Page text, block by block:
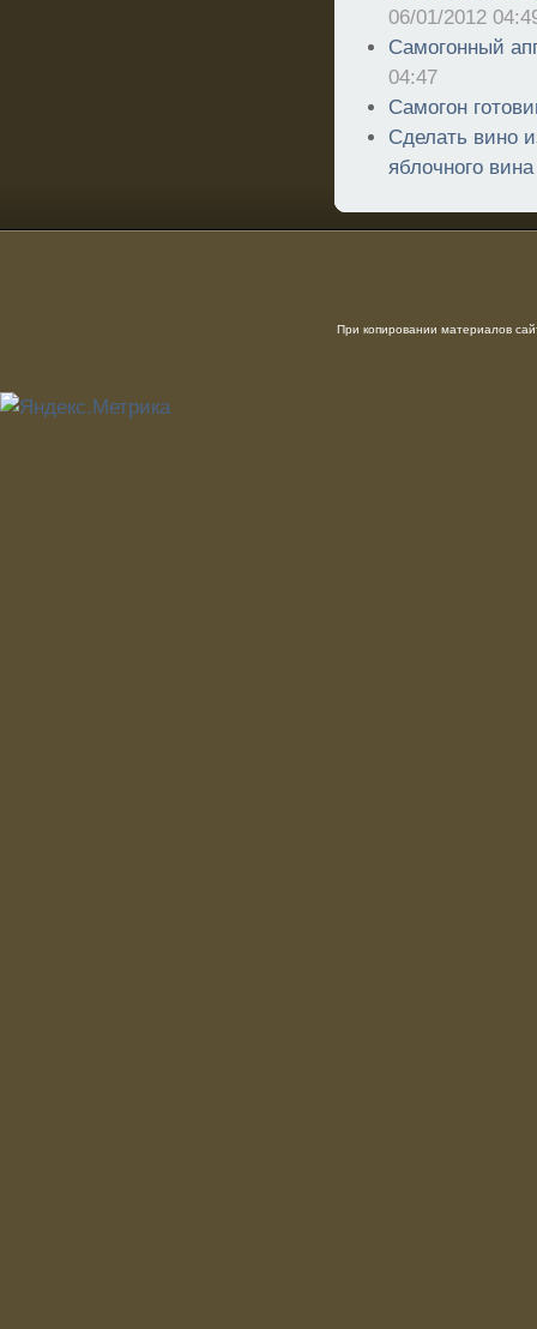
06/01/2012
Самогонный
04:47
Самогон
Сделать вино
яблочного
При копировании материалов